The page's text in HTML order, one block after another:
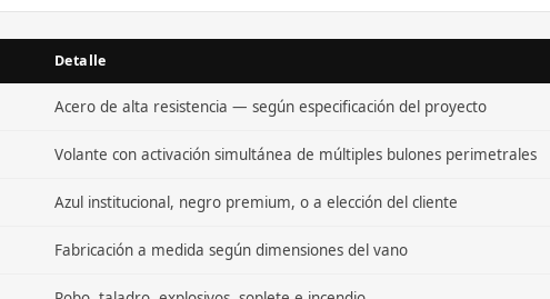
Detalle
Acero de alta resistencia — según especificación del proyecto
Volante con activación simultánea de múltiples bulones perimetrales
Azul institucional, negro premium, o a elección del cliente
Fabricación a medida según dimensiones del vano